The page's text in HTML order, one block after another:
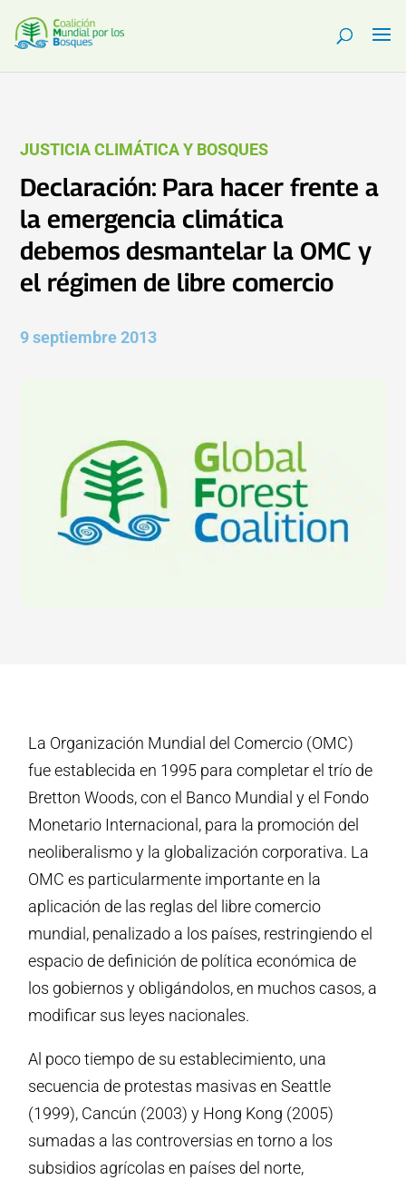
JUSTICIA CLIMÁTICA Y BOSQUES
Declaración: Para hacer frente a
la emergencia climática
debemos desmantelar la OMC y
el régimen de libre comercio
9 septiembre 2013
La Organización Mundial del Comercio (OMC)
fue establecida en 1995 para completar el trío de
Bretton Woods, con el Banco Mundial y el Fondo
Monetario Internacional, para la promoción del
neoliberalismo y la globalización corporativa. La
OMC es particularmente importante en la
aplicación de las reglas del libre comercio
mundial, penalizado a los países, restringiendo el
espacio de definición de política económica de
los gobiernos y obligándolos, en muchos casos, a
modificar sus leyes nacionales.
Al poco tiempo de su establecimiento, una
secuencia de protestas masivas en Seattle
(1999), Cancún (2003) y Hong Kong (2005)
sumadas a las controversias en torno a los
subsidios agrícolas en países del norte,